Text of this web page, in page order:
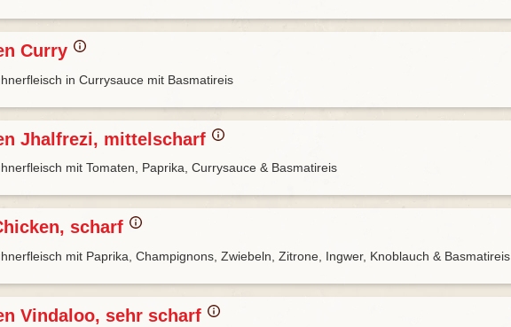
Curry
in Currysauce mit Basmatireis
Jhalfrezi, mittelscharf
mit Tomaten, Paprika, Currysauce & Basmatireis
scharf
mit Paprika, Champignons, Zwiebeln, Zitrone, Ingwer, Knoblauch & Basmatireis
Vindaloo, sehr scharf